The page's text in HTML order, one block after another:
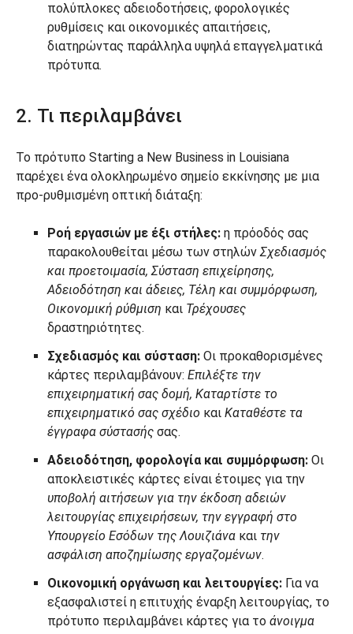
πολύπλοκες αδειοδοτήσεις, φορολογικές
ρυθμίσεις και οικονομικές απαιτήσεις,
διατηρώντας παράλληλα υψηλά επαγγελματικά
πρότυπα.
2. Τι περιλαμβάνει
Το πρότυπο Starting a New Business in Louisiana
παρέχει ένα ολοκληρωμένο σημείο εκκίνησης με μια
προ-ρυθμισμένη οπτική διάταξη:
Ροή εργασιών με έξι στήλες: η πρόοδός σας
παρακολουθείται μέσω των στηλώνΣχεδιασμός
και προετοιμασία, Σύσταση επιχείρησης,
Αδειοδότηση και άδειες, Τέλη και συμμόρφωση,
Οικονομική ρύθμιση και Τρέχουσες
δραστηριότητες.
Σχεδιασμός και σύσταση: Οι προκαθορισμένες
κάρτες περιλαμβάνουν: Επιλέξτε την
επιχειρηματική σας δομή, Καταρτίστε το
επιχειρηματικό σας σχέδιο και Καταθέστε τα
έγγραφα σύστασής σας.
Αδειοδότηση, φορολογία και συμμόρφωση: Οι
αποκλειστικές κάρτες είναι έτοιμες για την
υποβολή αιτήσεων για την έκδοση αδειών
λειτουργίας επιχειρήσεων, την εγγραφή στο
Υπουργείο Εσόδων της Λουιζιάνα και την
ασφάλιση αποζημίωσης εργαζομένων.
Οικονομική οργάνωση και λειτουργίες: Για να
εξασφαλιστεί η επιτυχής έναρξη λειτουργίας, το
πρότυπο περιλαμβάνει κάρτες για το άνοιγμα